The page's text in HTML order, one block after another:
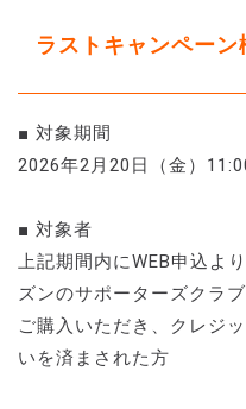
ラストキャンペーン
■ 対象期間
2026年2月20日（金）
■ 対象者
上記期間内にWEB申込よ
ズンのサポーターズクラ
ご購入いただき、クレジ
いを済まされた方